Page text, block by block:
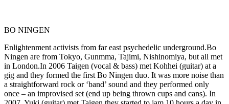
BO NINGEN
Enlightenment activists from far east psychedelic underground.Bo
Ningen are from Tokyo, Gunmma, Tajimi, Nishinomiya, but all met
in London.In 2006 Taigen (vocal & bass) met Kohhei (guitar) at a
gig and they formed the first Bo Ningen duo. It was more noise than
a straightforward rock or ‘band’ sound and they performed only
once – an improvised set (end up being thrown cups and cans). In